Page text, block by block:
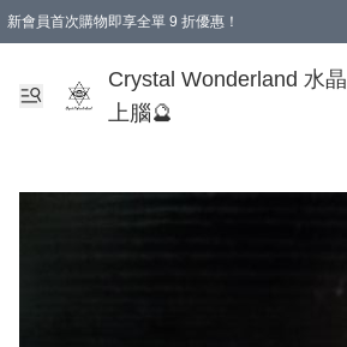
新會員首次購物即享全單 9 折優惠！
Crystal Wonderland 水晶
上腦🔮